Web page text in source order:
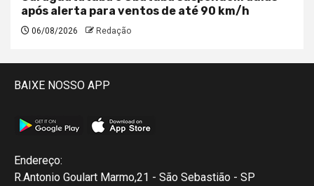
após alerta para ventos de até 90 km/h
06/08/2026 Redação
BAIXE NOSSO APP
Endereço:
R.Antonio Goulart Marmo,21 - São Sebastião - SP